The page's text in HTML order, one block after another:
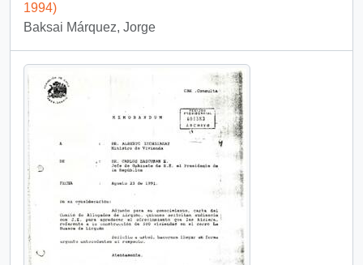
1994)
Baksai Márquez, Jorge